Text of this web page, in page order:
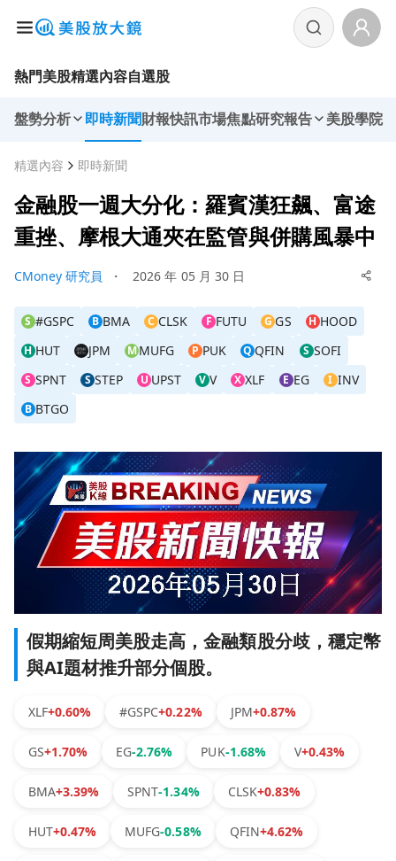
熱門美股精選內容自選股
盤勢分析 即時新聞財報快訊市場焦點研究報告 美股學院
精選內容 即時新聞
金融股一週大分化：羅賓漢狂飆、富途
重挫、摩根大通夾在監管與併購風暴中
CMoney 研究員 ・ 2026 年 05 月 30 日
S #GSPC B BMA C CLSK F FUTU G GS H HOOD
H HUT JPM MMUFG P PUK Q QFIN S SOFI
S SPNT S STEP U UPST V V X XLF E EG I INV
B BTGO
假期縮短周美股走高，金融類股分歧，穩定幣
與AI題材推升部分個股。
XLF+0.60% #GSPC+0.22% JPM+0.87%
GS+1.70% EG-2.76% PUK-1.68% V+0.43%
BMA+3.39% SPNT-1.34% CLSK+0.83%
HUT+0.47% MUFG-0.58% QFIN+4.62%